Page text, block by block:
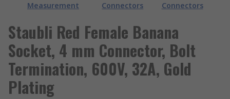
Measurement
Connectors
Connectors
Staubli Red Female Banana
Socket, 4 mm Connector, Bolt
Termination, 600V, 32A, Gold
Plating